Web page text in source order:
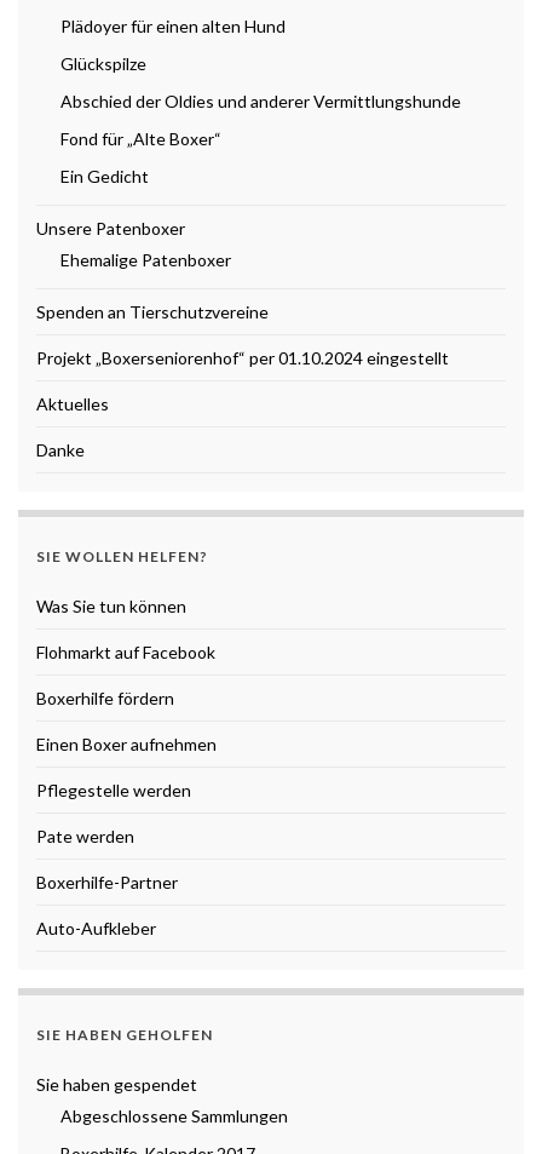
Plädoyer für einen alten Hund
Glückspilze
Abschied der Oldies und anderer Vermittlungshunde
Fond für „Alte Boxer“
Ein Gedicht
Unsere Patenboxer
Ehemalige Patenboxer
Spenden an Tierschutzvereine
Projekt „Boxerseniorenhof“ per 01.10.2024 eingestellt
Aktuelles
Danke
SIE WOLLEN HELFEN?
Was Sie tun können
Flohmarkt auf Facebook
Boxerhilfe fördern
Einen Boxer aufnehmen
Pflegestelle werden
Pate werden
Boxerhilfe-Partner
Auto-Aufkleber
SIE HABEN GEHOLFEN
Sie haben gespendet
Abgeschlossene Sammlungen